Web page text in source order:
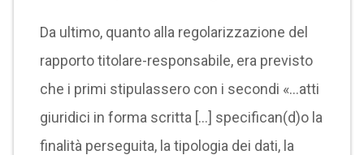
Da ultimo, quanto alla regolarizzazione del
rapporto titolare-responsabile, era previsto
che i primi stipulassero con i secondi «…atti
giuridici in forma scritta […] specifican(d)o la
finalità perseguita, la tipologia dei dati, la